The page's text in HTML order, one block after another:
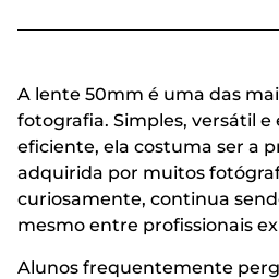
A lente 50mm é uma das
fotografia. Simples, versátil
eficiente, ela costuma ser a
adquirida por muitos
curiosamente, continua
mesmo entre profissionais
Alunos frequentemente